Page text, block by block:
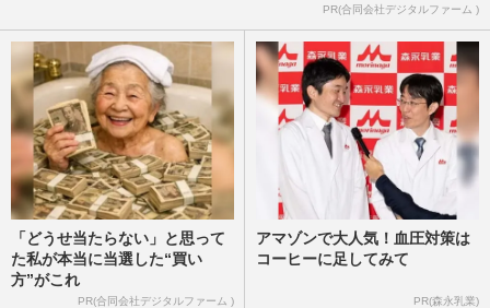
PR(合同会社デジタルファーム )
「どうせ当たらない」と思って
た私が本当に当選した“買い
方”がこれ
PR(合同会社デジタルファーム )
アマゾンで大人気！血圧対策は
コーヒーに足してみて
PR(森永乳業)